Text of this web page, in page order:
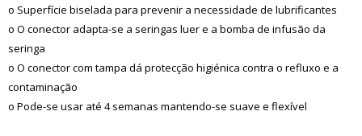
o Superfície biselada para prevenir a necessidade de lubrificantes
o O conector adapta-se a seringas luer e a bomba de infusão da
seringa
o O conector com tampa dá protecção higiénica contra o refluxo e a
contaminação
o Pode-se usar até 4 semanas mantendo-se suave e flexível